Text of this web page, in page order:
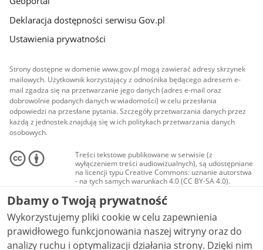
Deklaracja dostępności serwisu Gov.pl
Ustawienia prywatności
Strony dostępne w domenie www.gov.pl mogą zawierać adresy skrzynek
mailowych. Użytkownik korzystający z odnośnika będącego adresem e-
mail zgadza się na przetwarzanie jego danych (adres e-mail oraz
dobrowolnie podanych danych w wiadomości) w celu przesłania
odpowiedzi na przesłane pytania. Szczegóły przetwarzania danych przez
każdą z jednostek znajdują się w ich politykach przetwarzania danych
osobowych.
Treści tekstowe publikowane w serwisie (z
wyłączeniem treści audiowizualnych), są udostępniane
na licencji typu Creative Commons: uznanie autorstwa
- na tych samych warunkach 4.0 (CC BY-SA 4.0).
Materiały audiowizualne, w tym zdjęcia, materiały
audio i wideo, są udostępniane na licencji typu
Creative Commons: uznanie autorstwa użycie
niekomercyjne - bez utworów zależnych 4.0 (CC BY-
NC-ND 4.0), o ile nie jest to stwierdzone inaczej.
Dbamy o Twoją prywatność
Wykorzystujemy pliki cookie w celu zapewnienia
prawidłowego funkcjonowania naszej witryny oraz do
analizy ruchu i optymalizacji działania strony. Dzięki nim